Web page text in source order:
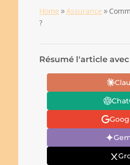
Home 9Assurance 9
?
Résumé l'article